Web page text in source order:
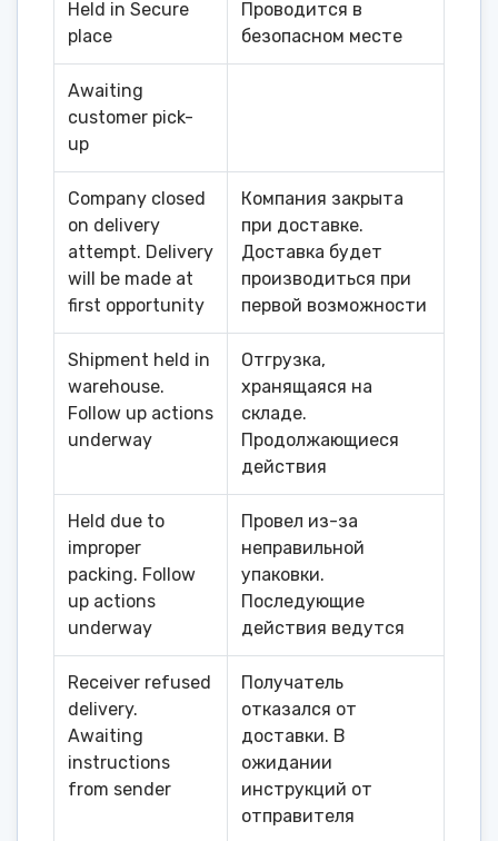
Held in Secure
place
Проводится в
безопасном месте
Awaiting
customer pick-
up
Company closed
on delivery
attempt. Delivery
will be made at
first opportunity
Компания закрыта
при доставке.
Доставка будет
производиться при
первой возможности
Shipment held in
warehouse.
Follow up actions
underway
Отгрузка,
хранящаяся на
складе.
Продолжающиеся
действия
Held due to
improper
packing. Follow
up actions
underway
Провел из-за
неправильной
упаковки.
Последующие
действия ведутся
Receiver refused
delivery.
Awaiting
instructions
from sender
Получатель
отказался от
доставки. В
ожидании
инструкций от
отправителя